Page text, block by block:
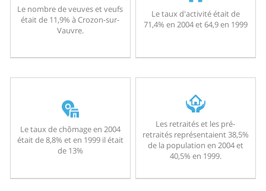
Le nombre de veuves et veufs
était de 11,9% à Crozon-sur-
Vauvre.
Le taux d'activité était de
71,4% en 2004 et 64,9 en 1999
Le taux de chômage en 2004
était de 8,8% et en 1999 il était
de 13%
Les retraités et les pré-
retraités représentaient 38,5%
de la population en 2004 et
40,5% en 1999.